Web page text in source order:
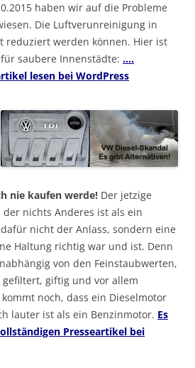
haben wir auf die Probleme
Die Luftverunreinigung in
reduziert werden können. Hier ist
saubere Innenstädte: ….
lesen bei WordPress
nie kaufen werde! Der jetzige
der nichts Anderes ist als ein
nicht der Anlass, sondern eine
Haltung richtig war und ist. Denn
von den Feinstaubwerten,
giftig und vor allem
noch, dass ein Dieselmotor
lauter ist als ein Benzinmotor. Es
Presseartikel bei